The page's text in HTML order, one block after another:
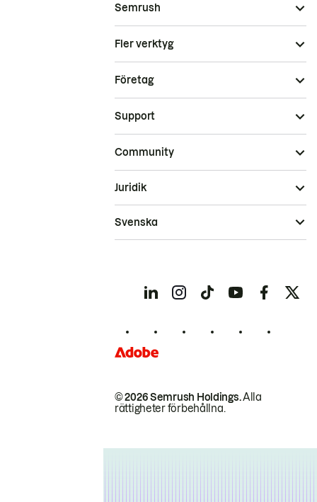
Semrush
Fler verktyg
Företag
Support
Community
© 2026 Semrush Holdings.Alla
rättigheter förbehållna.
Juridik
Svenska